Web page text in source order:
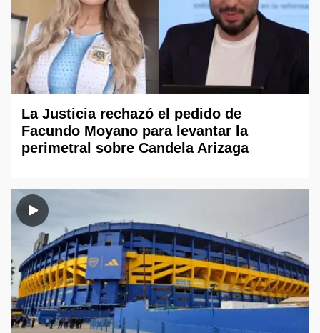
La Justicia rechazó el pedido de
Facundo Moyano para levantar la
perimetral sobre Candela Arizaga